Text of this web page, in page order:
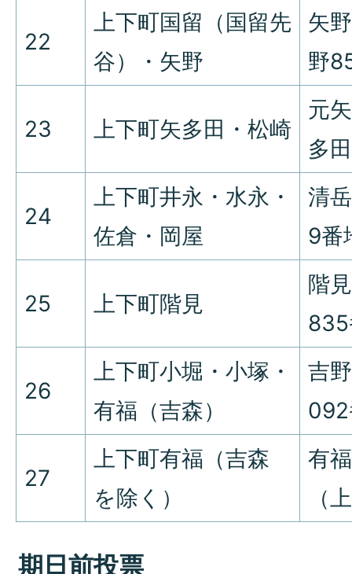
22
上下町国留（国留先
谷）・矢野
矢
野
23 上下町矢多田・松崎
元
多
24
上下町井永・水永・
佐倉・岡屋
清
9番
25 上下町階見
階
26
上下町小堀・小塚・
有福（吉森）
吉
092
27
上下町有福（吉森
を除く）
有
（
期日前投票